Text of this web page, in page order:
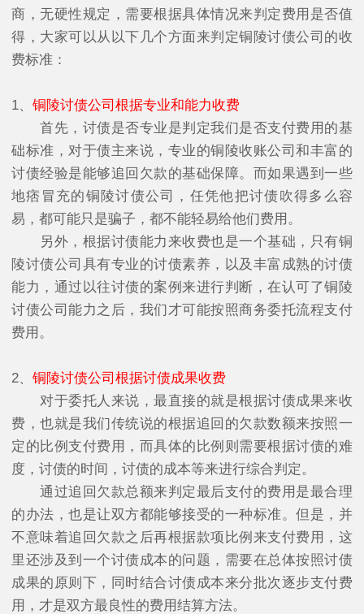
商，无硬性规定，需要根据具体情况来判定费用是否值
得，大家可以从以下几个方面来判定铜陵讨债公司的收
费标准：
1、 铜陵讨债公司根据专业和能力收费
首先，讨债是否专业是判定我们是否支付费用的基
础标准，对于债主来说，专业的铜陵收账公司和丰富的
讨债经验是能够追回欠款的基础保障。而如果遇到一些
地痞冒充的铜陵讨债公司，任凭他把讨债吹得多么容
易，都可能只是骗子，都不能轻易给他们费用。
另外，根据讨债能力来收费也是一个基础，只有铜
陵讨债公司具有专业的讨债素养，以及丰富成熟的讨债
能力，通过以往讨债的案例来进行判断，在认可了铜陵
讨债公司能力之后，我们才可能按照商务委托流程支付
费用。
2、 铜陵讨债公司根据讨债成果收费
对于委托人来说，最直接的就是根据讨债成果来收
费，也就是我们传统说的根据追回的欠款数额来按照一
定的比例支付费用，而具体的比例则需要根据讨债的难
度，讨债的时间，讨债的成本等来进行综合判定。
通过追回欠款总额来判定最后支付的费用是最合理
的办法，也是让双方都能够接受的一种标准。但是，并
不意味着追回欠款之后再根据款项比例来支付费用，这
里还涉及到一个讨债成本的问题，需要在总体按照讨债
成果的原则下，同时结合讨债成本来分批次逐步支付费
用，才是双方最良性的费用结算方法。